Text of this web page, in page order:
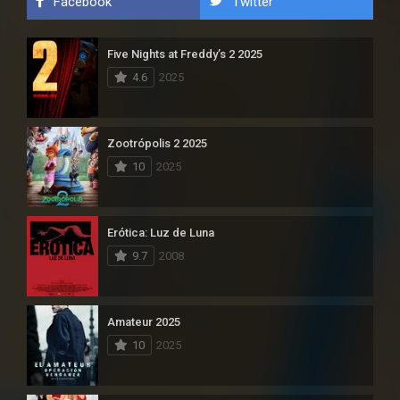
Five Nights at Freddy’s 2 2025
4.6
2025
Zootrópolis 2 2025
10
2025
Erótica: Luz de Luna
9.7
2008
Amateur 2025
10
2025